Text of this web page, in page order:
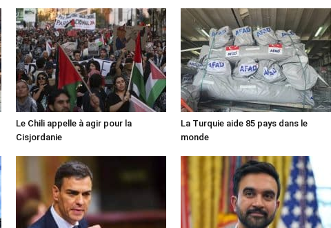
Le Chili appelle à agir pour la
Cisjordanie
La Turquie aide 85 pays dans le
monde